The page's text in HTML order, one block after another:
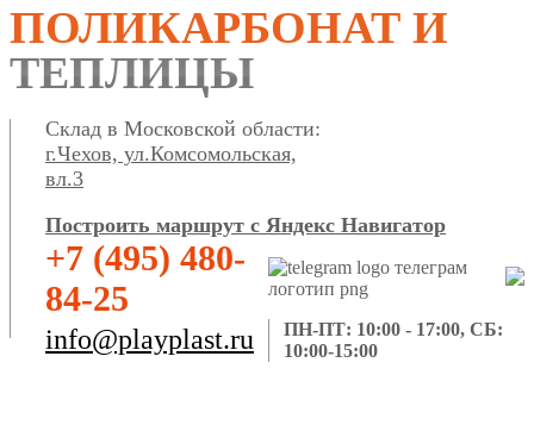
ПОЛИКАРБОНАТ И
ТЕПЛИЦЫ
Склад в Московской области:
г.Чехов, ул.Комсомольская,
вл.3
Построить маршрут с Яндекс Навигатор
+7 (495) 480-
84-25
info@playplast.ru
ПН-ПТ: 10:00 - 17:00, СБ:
10:00-15:00